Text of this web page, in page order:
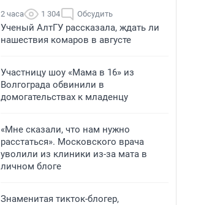
2 часа 1 304 Обсудить
Ученый АлтГУ рассказала, ждать ли
нашествия комаров в августе
Участницу шоу «Мама в 16» из
Волгограда обвинили в
домогательствах к младенцу
«Мне сказали, что нам нужно
расстаться». Московского врача
уволили из клиники из-за мата в
личном блоге
Знаменитая тикток-блогер,